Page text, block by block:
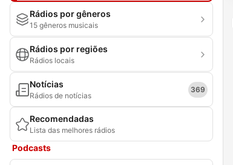
Rádios por gêneros
15 gêneros musicais
Rádios por regiões
Rádios locais
Notícias
Rádios de notícias
369
Recomendadas
Lista das melhores rádios
Podcasts